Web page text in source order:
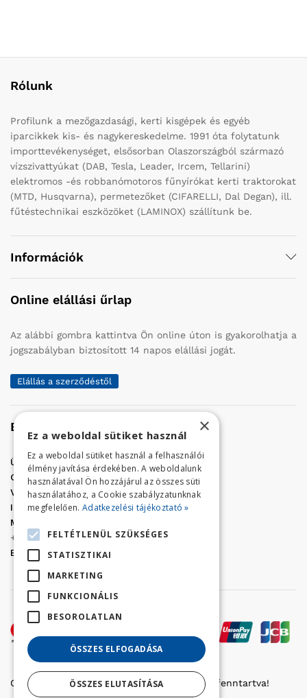
Rólunk
Profilunk a mezőgazdasági, kerti kisgépek és egyéb
iparcikkek kis- és nagykereskedelme. 1991 óta folytatunk
importtevékenységet, elsősorban Olaszországból származó
vízszivattyúkat (DAB, Tesla, Leader, Ircem, Tellarini)
elektromos -és robbanómotoros fűnyírókat kerti traktorokat
(MTD, Husqvarna), permetezőket (CIFARELLI, Dal Degan), ill.
fűtéstechnikai eszközöket (LAMINOX) szállítunk be.
Információk
Online elállási űrlap
Az alábbi gombra kattintva Ön online úton is gyakorolhatja a
jogszabályban biztosított 14 napos elállási jogát.
Elállás a szerződéstől
Elérhetőség
Üzletünk címe:Szolnok, Vércse út 17.
Golf Center Áruház:06 (56) 423-324
VÁR-Kert Áruház: 06 (56) 429-771
Iroda:06 (56) 421-857
Megrendelés, termék információ:
+36 (70) 938-3356
E-mail:
golfaruhaz@gmail.com
Copyright © 2022 Golfker Kft. - Minden jog fenntartva!
×
Ez a weboldal sütiket használ
Ez a weboldal sütiket használ a felhasználói
élmény javítása érdekében. A weboldalunk
használatával Ön hozzájárul az összes süti
használatához, a Cookie szabályzatunknak
megfelelően. Adatkezelési tájékoztató »
FELTÉTLENÜL SZÜKSÉGES
STATISZTIKAI
MARKETING
FUNKCIONÁLIS
BESOROLATLAN
ÖSSZES ELFOGADÁSA
ÖSSZES ELUTASÍTÁSA